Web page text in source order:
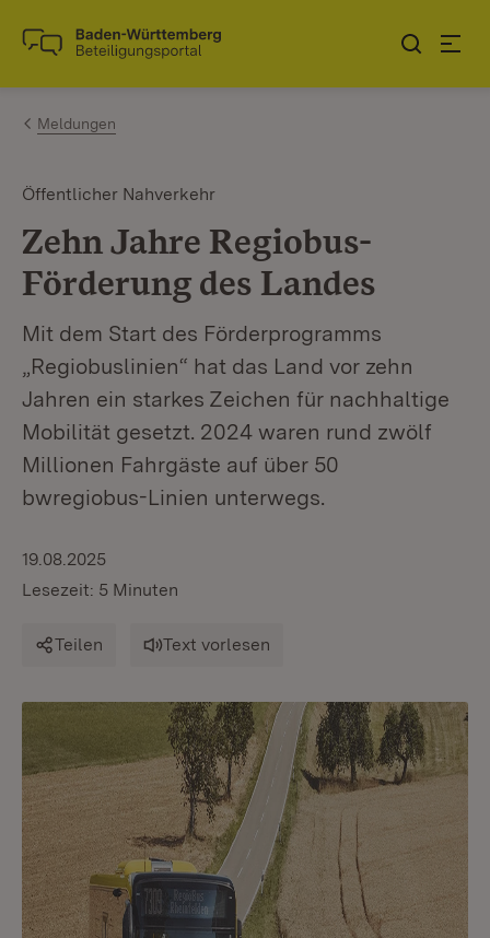
Zum Inhalt springen
Link zur Startseite
Meldungen
Öffentlicher Nahverkehr
Zehn Jahre Regiobus-
Förderung des Landes
Mit dem Start des Förderprogramms
„Regiobuslinien“ hat das Land vor zehn
Jahren ein starkes Zeichen für nachhaltige
Mobilität gesetzt. 2024 waren rund zwölf
Millionen Fahrgäste auf über 50
bwregiobus-Linien unterwegs.
19.08.2025
Lesezeit: 5 Minuten
Teilen Text vorlesen